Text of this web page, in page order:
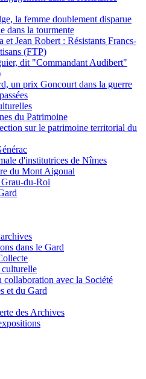
la femme doublement disparue
dans la tourmente
et Jean Robert : Résistants Francs-
(FTP)
dit "Commandant Audibert"
un prix Goncourt dans la guerre
du Patrimoine
sur le patrimoine territorial du
d'institutrices de Nîmes
du Mont Aigoual
du-Roi
dans le Gard
collaboration avec la Société
et du Gard
des Archives